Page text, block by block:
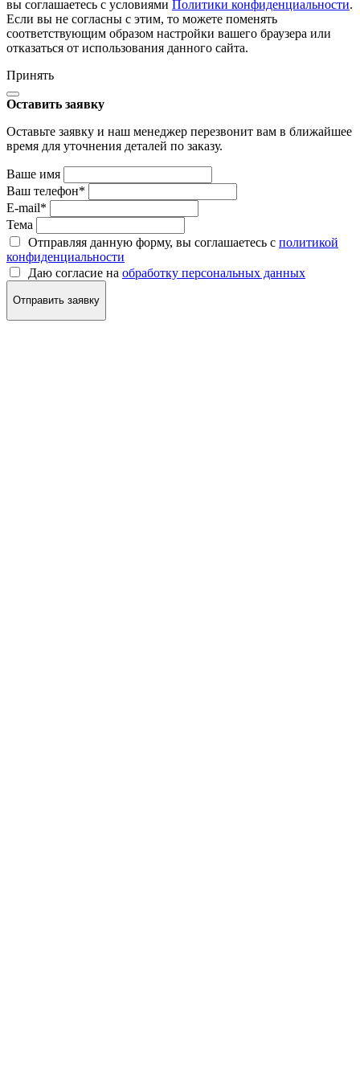
вы соглашаетесь с условиями Политики конфиденциальности.
Если вы не согласны с этим, то можете поменять
соответствующим образом настройки вашего браузера или
отказаться от использования данного сайта.
Принять
Оставить заявку
Оставьте заявку и наш менеджер перезвонит вам в ближайшее
время для уточнения деталей по заказу.
Ваше имя
Ваш телефон*
E-mail*
Тема
Отправляя данную форму, вы соглашаетесь с политикой
конфиденциальности
Даю согласие на обработку персональных данных
Отправить заявку